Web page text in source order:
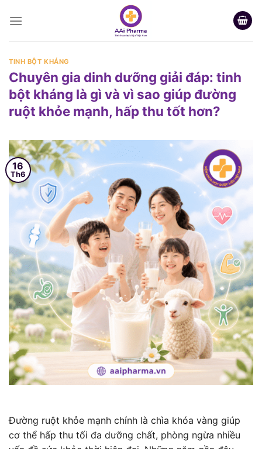
TINH BỘT KHÁNG
Chuyên gia dinh dưỡng giải đáp: tinh
bột kháng là gì và vì sao giúp đường
ruột khỏe mạnh, hấp thu tốt hơn?
16
Th6
Đường ruột khỏe mạnh chính là chìa khóa vàng giúp
cơ thể hấp thu tối đa dưỡng chất, phòng ngừa nhiều